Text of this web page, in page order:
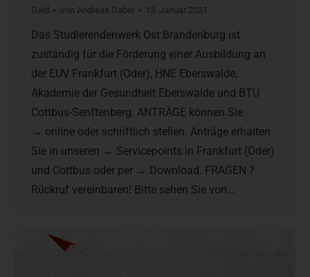
Geld Von Andreas Gaber 13. Januar 2021
Das Studierendenwerk Ost:Brandenburg ist
zuständig für die Förderung einer Ausbildung an
der EUV Frankfurt (Oder), HNE Eberswalde,
Akademie der Gesundheit Eberswalde und BTU
Cottbus-Senftenberg. ANTRÄGE können Sie
→ online oder schriftlich stellen. Anträge erhalten
Sie in unseren → Servicepoints in Frankfurt (Oder)
und Cottbus oder per → Download. FRAGEN ?
Rückruf vereinbaren! Bitte sehen Sie von…